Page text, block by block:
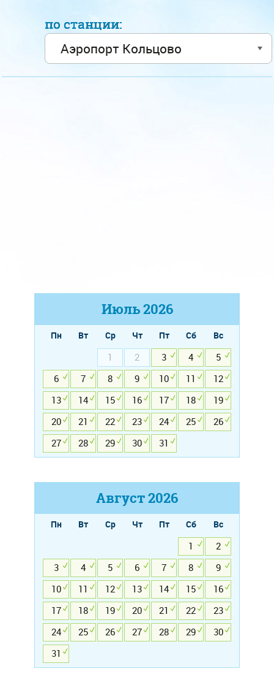
по станции:
Июль2026
Пн Вт Ср Чт Пт Сб
Вс
1
2 3 4
5
6
7 8 9 10 11
12
13
14 15 16 17 18
19
20
21 22 23 24 25
26
27
28 29 30 31
Август2026
Пн Вт Ср Чт Пт Сб
Вс
1
2
3
4 5 6 7 8
9
10
11 12 13 14 15
16
17
18 19 20 21 22
23
24
25 26 27 28 29
30
31